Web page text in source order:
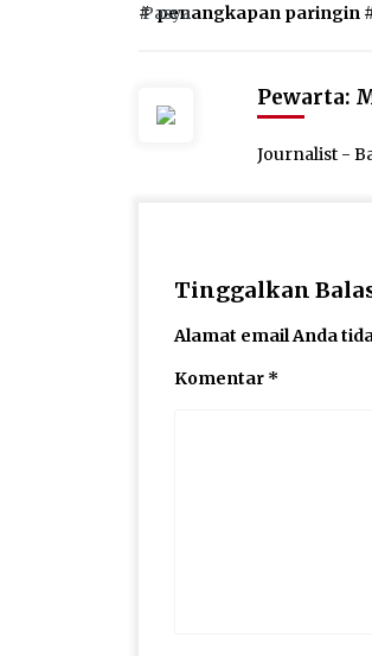
# penangkapan paringin
Pewarta:
Journalist -
Tinggalkan
Alamat email Anda
Komentar *